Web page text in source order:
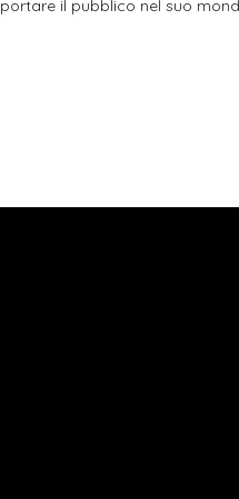
il pubblico nel suo